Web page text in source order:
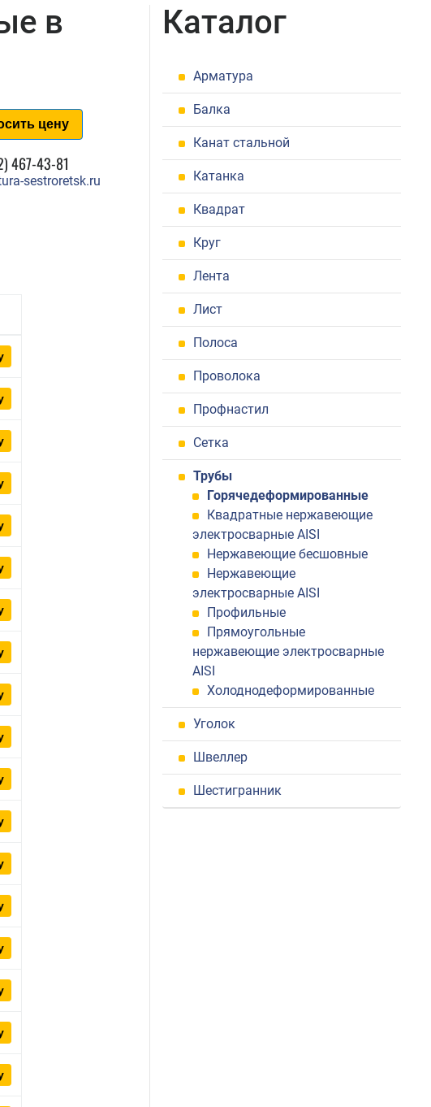
в
цену
467-43-81
sestroretsk.ru
Каталог
Арматура
Балка
Канат стальной
Катанка
Квадрат
Круг
Лента
Лист
Полоса
Проволока
Профнастил
Сетка
Трубы
Горячедеформированные
Квадратные нержавеющие
электросварные AISI
Нержавеющие бесшовные
Нержавеющие
электросварные AISI
Профильные
Прямоугольные
нержавеющие электросварные
AISI
Холоднодеформированные
Уголок
Швеллер
Шестигранник